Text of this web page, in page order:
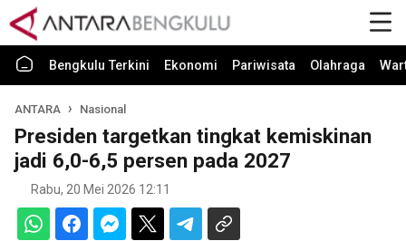
Bengkulu Terkini Ekonomi Pariwisata Olahraga
ANTARA Nasional
Presiden targetkan tingkat kemiskinan
jadi 6,0-6,5 persen pada 2027
Rabu, 20 Mei 2026 12:11